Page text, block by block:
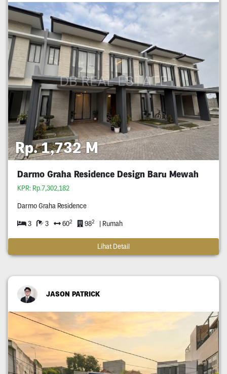
Rp. 1,732 M
Darmo Graha Residence Design Baru Mewah
KPR: Rp.7,302,182
Darmo Graha Residence
3 3 602 982 | Rumah
Lihat Detail
JASON PATRICK